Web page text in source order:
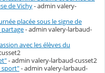
de Vichy- admin valery-
placée sous le signe de
partage- admin valery-larbaud-
avec les élèves du
- admin valery-larbaud-cusset2
sport"- admin valery-larbaud-